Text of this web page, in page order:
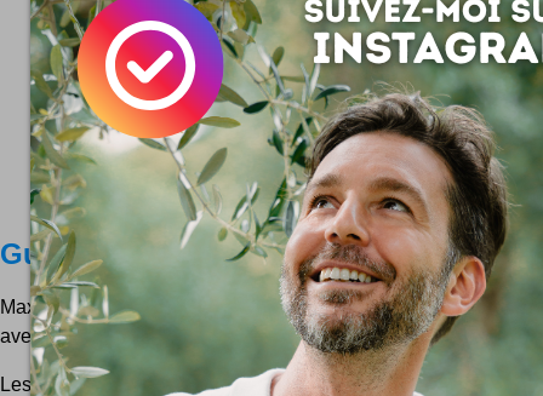
Guitaristes de légende
Max Dalton est un illustrateur Argentin. Il réalise une super
avec les guitaristes les plus cultes du monde !
Les plus grands guitaristes de tous les temps figurent sur